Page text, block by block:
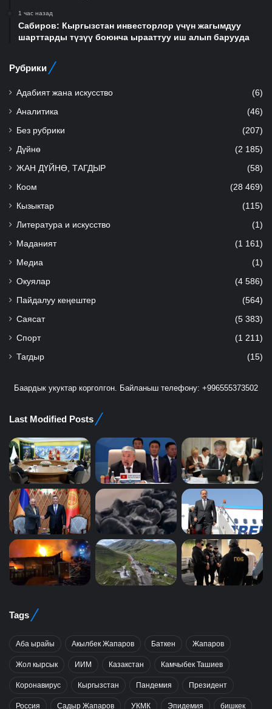
1 час назад
Сабиров: Кыргызстан инвесторлор үчүн жагымдуу
шарттарды түзүү боюнча ырааттуу иш алып барууда
Рубрики
Адабият жана искусство (6)
Аналитика (46)
Без рубрики (207)
Дүйнө (2 185)
ЖАН ДҮЙНӨ, ТАГДЫР (58)
Коом (28 469)
Кызыктар (115)
Литература и искусство (1)
Маданият (1 161)
Медиа (1)
Окуялар (4 586)
Пайдалуу кеңештер (564)
Саясат (5 383)
Спорт (1 211)
Тагдыр (15)
Баардык укуктар корголгон. Байланыш телефону: +996555373502
Last Modified Posts
Tags
Аба ырайы Акылбек Жапаров Баткен Жапаров
Жол кырсык ИИМ Казакстан Камчыбек Ташиев
Коронавирус Кыргызстан Пандемия Президент
Россия Садыр Жапаров УКМК Эпидемия бишкек